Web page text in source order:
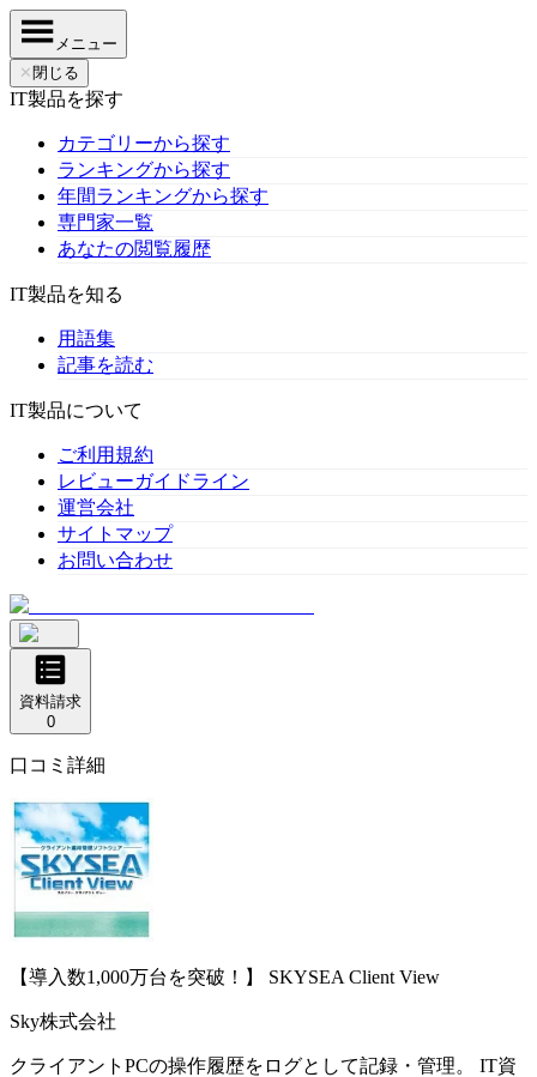
メニュー
✕ 閉じる
IT製品を探す
カテゴリーから探す
ランキングから探す
年間ランキングから探す
専門家一覧
あなたの閲覧履歴
IT製品を知る
用語集
記事を読む
IT製品について
ご利用規約
レビューガイドライン
運営会社
サイトマップ
お問い合わせ
資料請求
0
口コミ詳細
【導入数1,000万台を突破！】 SKYSEA Client View
Sky株式会社
クライアントPCの操作履歴をログとして記録・管理。 IT資